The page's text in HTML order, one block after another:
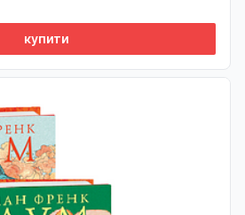
купити